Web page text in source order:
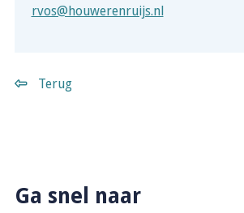
rvos@houwerenruijs.nl
Terug
Ga snel naar